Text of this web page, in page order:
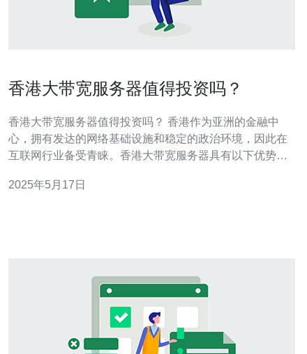
香港大带宽服务器值得投资吗？
香港大带宽服务器值得投资吗？ 香港作为亚洲的金融中
心，拥有发达的网络基础设施和稳定的政治环境，因此在
互联网行业备受青睐。香港大带宽服务器具有以下优势：
施 便利的亚太地区访问 投资香港大带宽服务器有以下几个
2025年5月17日